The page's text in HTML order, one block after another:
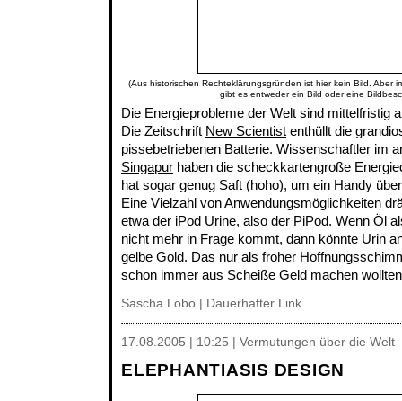
(Aus historischen Rechteklärungsgründen ist hier kein Bild. Aber
gibt es entweder ein Bild oder eine
Die Energieprobleme der Welt sind mittelfristig
Die Zeitschrift New Scientist enthüllt die
pissebetriebenen Batterie. Wissenschaftler im
Singapur haben die scheckkartengroße
hat sogar genug Saft (hoho), um ein Handy
Eine Vielzahl von Anwendungsmöglichkeiten
etwa der iPod Urine, also der PiPod. Wenn Öl
nicht mehr in Frage kommt, dann könnte Urin
gelbe Gold. Das nur als froher
schon immer aus Scheiße Geld machen
Sascha Lobo Dauerhafter Link
17.08.2005 | 10:25 | Vermutungen über die Welt
ELEPHANTIASIS DESIGN